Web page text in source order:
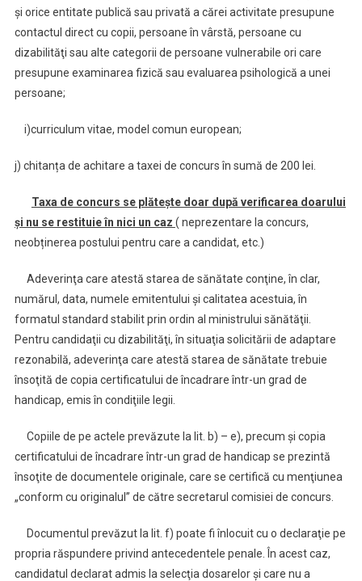
şi orice entitate publică sau privată a cărei activitate presupune
contactul direct cu copii, persoane în vârstă, persoane cu
dizabilităţi sau alte categorii de persoane vulnerabile ori care
presupune examinarea fizică sau evaluarea psihologică a unei
persoane;
i)curriculum vitae, model comun european;
j) chitanța de achitare a taxei de concurs în sumă de 200 lei.
Taxa de concurs se plătește doar după verificarea doarului
și nu se restituie în nici un caz ( neprezentare la concurs,
neobținerea postului pentru care a candidat, etc.)
Adeverinţa care atestă starea de sănătate conţine, în clar,
numărul, data, numele emitentului şi calitatea acestuia, în
formatul standard stabilit prin ordin al ministrului sănătăţii.
Pentru candidaţii cu dizabilităţi, în situaţia solicitării de adaptare
rezonabilă, adeverinţa care atestă starea de sănătate trebuie
însoţită de copia certificatului de încadrare într-un grad de
handicap, emis în condiţiile legii.
Copiile de pe actele prevăzute la lit. b) – e), precum şi copia
certificatului de încadrare într-un grad de handicap se prezintă
însoţite de documentele originale, care se certifică cu menţiunea
„conform cu originalul” de către secretarul comisiei de concurs.
Documentul prevăzut la lit. f) poate fi înlocuit cu o declaraţie pe
propria răspundere privind antecedentele penale. În acest caz,
candidatul declarat admis la selecţia dosarelor şi care nu a